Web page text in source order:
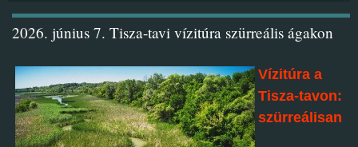
2026. június 7. Tisza-tavi vízitúra szürreális ágakon
Vízitúra a
Tisza-tavon:
szürreálisan